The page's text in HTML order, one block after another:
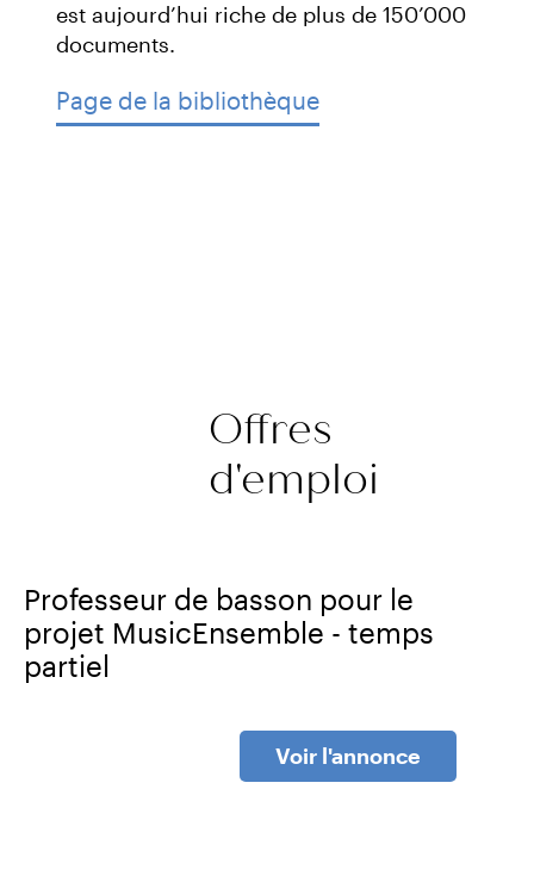
est aujourd’hui riche de plus de 150’000
documents.
Page de la bibliothèque
Offres
d'emploi
Professeur de basson pour le
projet MusicEnsemble - temps
partiel
Voir l'annonce